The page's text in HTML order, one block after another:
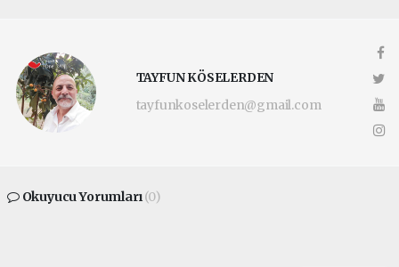
TAYFUN KÖSELERDEN
tayfunkoselerden@gmail.com
Okuyucu Yorumları(0)